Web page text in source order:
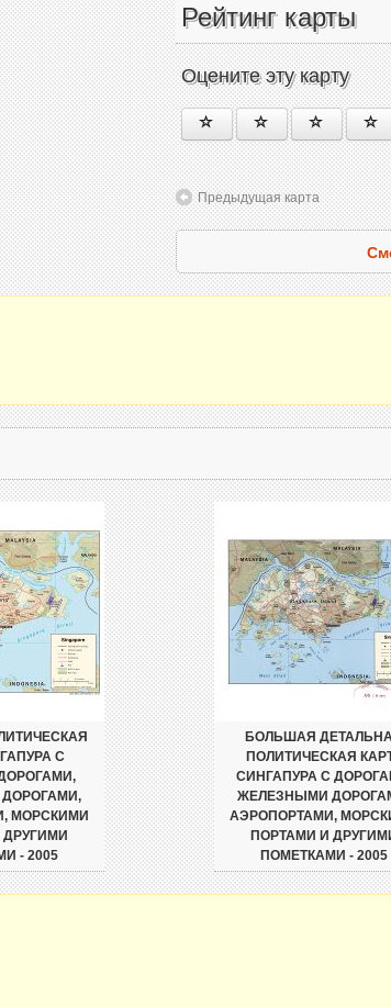
Рейтинг карты
Оцените эту карту
Предыдущая карта
С
МОРСКИМИ
- 2005
БОЛЬШАЯ
ПОЛИТИЧЕСКАЯ
СИНГАПУРА С
ЖЕЛЕЗНЫМИ
АЭРОПОРТАМИ,
ПОРТАМИ И
ПОМЕТКАМИ - 2005